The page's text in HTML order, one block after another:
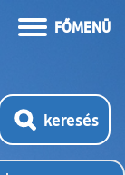
FŐMENÜ
keresés